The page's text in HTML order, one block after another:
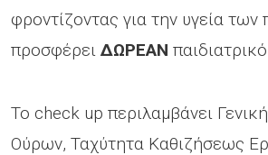
φροντίζοντας για την υγεία των
προσφέρει ΔΩΡΕΑΝ
Το check up περιλαμβάνει
Ούρων, Ταχύτητα Καθιζήσεως